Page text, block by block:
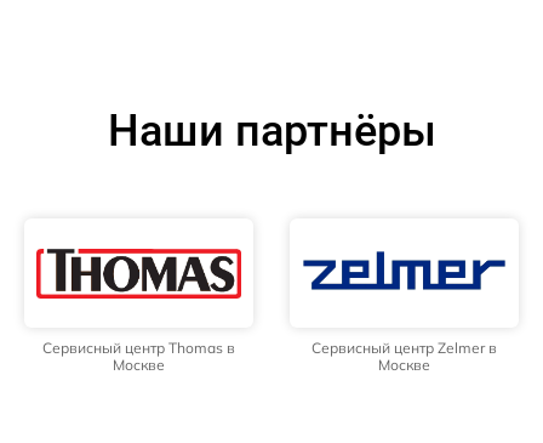
Наши партнёры
Сервисный центр Thomas в
Москве
Сервисный центр Zelmer в
Москве